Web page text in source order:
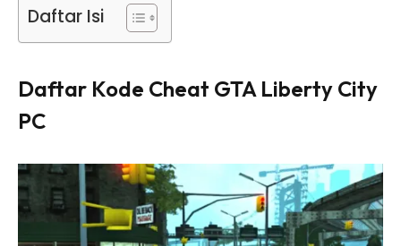
Daftar Isi
Daftar Kode Cheat GTA Liberty City
PC